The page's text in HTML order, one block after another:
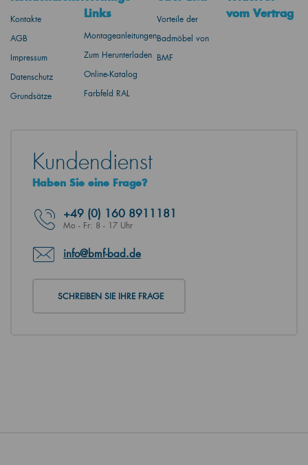
Kontakte
AGB
Impressum
Datenschutz
Grundsätze
Links
Montageanleitungen
Zum Herunterladen
Online-Katalog
Farbfeld RAL
Vorteile der
Badmöbel von
BMF
vom Vertrag
Kundendienst
Haben Sie eine Frage?
+49 (0) 160 8911181
Mo - Fr: 8 - 17 Uhr
info@bmf-bad.de
SCHREIBEN SIE IHRE FRAGE